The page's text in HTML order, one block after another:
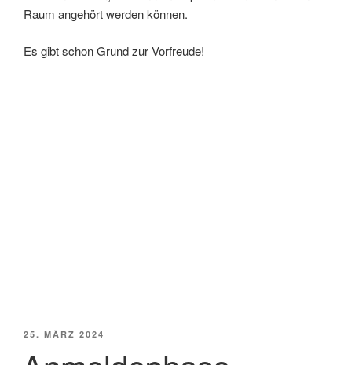
Raum angehört werden können.
Es gibt schon Grund zur Vorfreude!
VERÖFFENTLICHT
25. MÄRZ 2024